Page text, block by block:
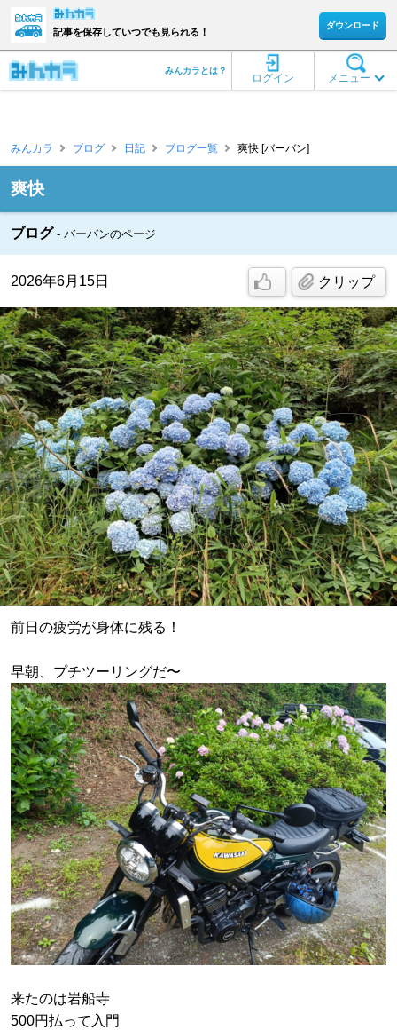
記事を保存していつでも見られる！
ダウンロード
メニュー
ログイン
みんカラとは？
みんカラ ブログ 日記 ブログ一覧 爽快 [バーバン]
爽快
ブログ バーバンのページ
2026年6月15日 クリップ
前日の疲労が身体に残る！
早朝、プチツーリングだ〜
来たのは岩船寺
500円払って入門